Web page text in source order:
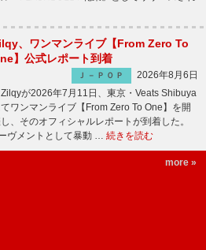
、ワンマンライブ【From Zero To
】公式レポート到着
Ｊ－ＰＯＰ
2026年8月6日
が2026年7月11日、東京・Veats Shibuya
ワンマンライブ【From Zero To One】を開
、そのオフィシャルレポートが到着した。
ヴメントとして暴動 … 続きを読む
more »